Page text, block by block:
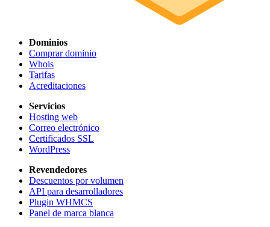
Dominios
Comprar dominio
Whois
Tarifas
Acreditaciones
Servicios
Hosting web
Correo electrónico
Certificados SSL
WordPress
Revendedores
Descuentos por volumen
API para desarrolladores
Plugin WHMCS
Panel de marca blanca